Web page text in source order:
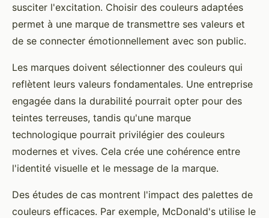
susciter l'excitation. Choisir des couleurs adaptées
permet à une marque de transmettre ses valeurs et
de se connecter émotionnellement avec son public.
Les marques doivent sélectionner des couleurs qui
reflètent leurs valeurs fondamentales. Une entreprise
engagée dans la durabilité pourrait opter pour des
teintes terreuses, tandis qu'une marque
technologique pourrait privilégier des couleurs
modernes et vives. Cela crée une cohérence entre
l'identité visuelle et le message de la marque.
Des études de cas montrent l'impact des palettes de
couleurs efficaces. Par exemple, McDonald's utilise le